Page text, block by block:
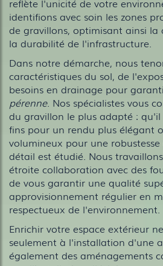
reflète l'unicité de votre
identifions avec soin les zones
de gravillons, optimisant ainsi
la durabilité de l'infrastructure.
Dans notre démarche, nous
caractéristiques du sol, de
besoins en drainage pour
pérenne. Nos spécialistes vous
du gravillon le plus adapté : qu'il
fins pour un rendu plus élégant
volumineux pour une
détail est étudié. Nous
étroite collaboration avec des
de vous garantir une qualité
approvisionnement régulier en
respectueux de l'environnement.
Enrichir votre espace extérieur
seulement à l'installation d'une
également des aménagements